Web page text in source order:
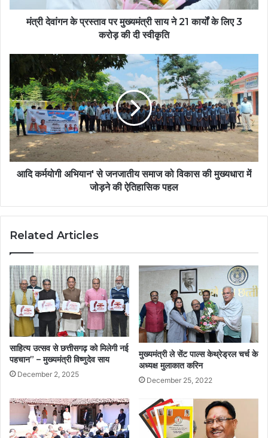
मंत्री देवांगन के प्रस्ताव पर मुख्यमंत्री साय ने 21 कार्यों के लिए 3
करोड़ की दी स्वीकृति
आदि कर्मयोगी अभियान' से जनजातीय समाज को विकास की मुख्यधारा में
जोड़ने की ऐतिहासिक पहल
Related Articles
साहित्य उत्सव से छत्तीसगढ़ को मिलेगी नई
पहचान” – मुख्यमंत्री विष्णुदेव साय
December 2, 2025
मुख्यमंत्री ले सेंट पाल्स केथ्रेड्रल चर्च के
अध्यक्ष मुलाकात करिन
December 25, 2022